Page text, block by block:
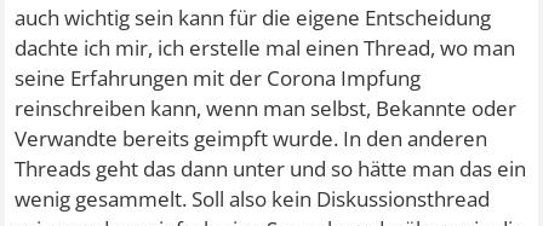
auch wichtig sein kann für die eigene Entscheidung
dachte ich mir, ich erstelle mal einen Thread, wo man
seine Erfahrungen mit der Corona Impfung
reinschreiben kann, wenn man selbst, Bekannte oder
Verwandte bereits geimpft wurde. In den anderen
Threads geht das dann unter und so hätte man das ein
wenig gesammelt. Soll also kein Diskussionsthread